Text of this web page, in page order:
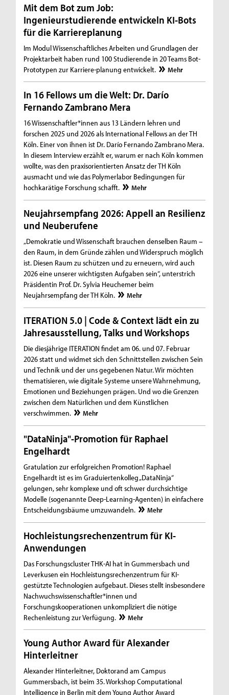
Mit dem Bot zum Job:
Ingenieurstudierende entwickeln KI-Bots
für die Karriereplanung
Im Modul Wissenschaftliches Arbeiten und Grundlagen der
Projektarbeit haben rund 100 Studierende in 20 Teams Bot-
Prototypen zur Karriere-planung entwickelt.
Mehr
In 16 Fellows um die Welt: Dr. Darío
Fernando Zambrano Mera
16 Wissenschaftler*innen aus 13 Ländern lehren und
forschen 2025 und 2026 als International Fellows an der TH
Köln. Einer von ihnen ist Dr. Darío Fernando Zambrano Mera.
In diesem Interview erzählt er, warum er nach Köln kommen
wollte, was den praxisorientierten Ansatz der TH Köln
ausmacht und wie das Polymerlabor Bedingungen für
hochkarätige Forschung schafft.
Mehr
Neujahrsempfang 2026: Appell an Resilienz
und Neuberufene
„Demokratie und Wissenschaft brauchen denselben Raum –
den Raum, in dem Gründe zählen und Widerspruch möglich
ist. Diesen Raum zu schützen und zu erneuern, wird auch
2026 eine unserer wichtigsten Aufgaben sein“, unterstrich
Präsidentin Prof. Dr. Sylvia Heuchemer beim
Neujahrsempfang der TH Köln.
Mehr
ITERATION 5.0 | Code & Context lädt ein zu
Jahresausstellung, Talks und Workshops
Die diesjährige ITERATION findet am 06. und 07. Februar
2026 statt und widmet sich den Schnittstellen zwischen Sein
und Technik und der uns gegebenen Natur. Wir möchten
thematisieren, wie digitale Systeme unsere Wahrnehmung,
Emotionen und Beziehungen prägen. Und wo die Grenzen
zwischen dem Natürlichen und dem Künstlichen
verschwimmen.
Mehr
"DataNinja"-Promotion für Raphael
Engelhardt
Gratulation zur erfolgreichen Promotion! Raphael
Engelhardt ist es im Graduiertenkolleg „DataNinja“
gelungen, sehr komplexe und oft schwer durchsichtige
Modelle (sogenannte Deep-Learning-Agenten) in einfachere
Entscheidungsbäume umzuwandeln.
Mehr
Hochleistungsrechenzentrum für KI-
Anwendungen
Das Forschungscluster THK-AI hat in Gummersbach und
Leverkusen ein Hochleistungsrechenzentrum für KI-
gestützte Technologien aufgebaut. Dieses stellt insbesondere
Nachwuchswissenschaftler*innen und
Forschungskooperationen unkompliziert die nötige
Rechenleistung zur Verfügung.
Mehr
Young Author Award für Alexander
Hinterleitner
Alexander Hinterleitner, Doktorand am Campus
Gummersbach, ist beim 35. Workshop Computational
Intelligence in Berlin mit dem Young Author Award